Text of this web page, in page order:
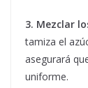
3. Mezclar
tamiza el
asegurará
uniforme.